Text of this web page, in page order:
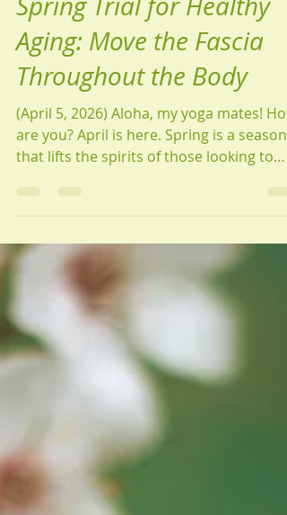
Spring Trial for Healthy
Aging: Move the Fascia
Throughout the Body
(April 5, 2026) Aloha, my yoga mates! How
are you? April is here. Spring is a season
Hawaii, where we live, calls for rain
starting midweek again this week, but the
days are definitely getting longer. Let’s
stand tall, look ahead, and take on new
challenges. This week, our yoga classes
will focus on the spine. As we’ve
discussed, if you’re experiencing shoulde